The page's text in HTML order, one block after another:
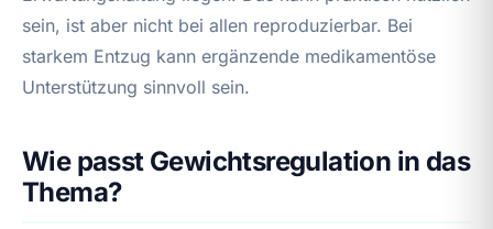
sein, ist aber nicht bei allen reproduzierbar. Bei
starkem Entzug kann ergänzende medikamentöse
Unterstützung sinnvoll sein.
Wie passt Gewichtsregulation in das
Thema?